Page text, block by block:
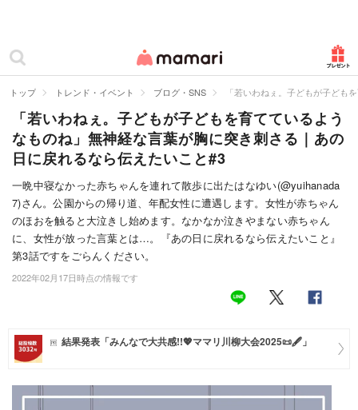
ママリ
カテゴリー一覧
妊娠
出産
赤ちゃん・育児
子育て・家族
病院
美容・ファッション
住まい
マネー
トップ トレンド・イベント ブログ・SNS 「若いわねぇ。子どもが子ども
「若いわねぇ。子どもが子どもを育てているよう
なものね」無神経な言葉が胸に突き刺さる｜あの
日に戻れるなら伝えたいこと#3
一晩中寝なかった赤ちゃんを連れて散歩に出たはなゆい(@yuihanada
7)さん。公園からの帰り道、年配女性に遭遇します。女性が赤ちゃん
のほおを触ると大泣きし始めます。なかなか泣きやまない赤ちゃん
に、女性が放った言葉とは…。『あの日に戻れるなら伝えたいこと』
第3話ですをごらんください。
2022年02月17日時点の情報です
結果発表「みんなで大共感!!💖ママリ川柳大会2025📜🖋️」